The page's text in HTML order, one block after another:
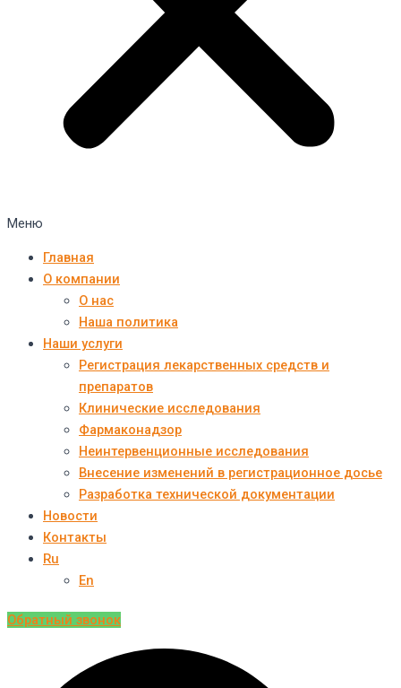
Меню
Главная
О компании
О нас
Наша политика
Наши услуги
Регистрация лекарственных средств и
препаратов
Клинические исследования
Фармаконадзор
Неинтервенционные исследования
Внесение изменений в регистрационное досье
Разработка технической документации
Новости
Контакты
Ru
En
Обратный звонок